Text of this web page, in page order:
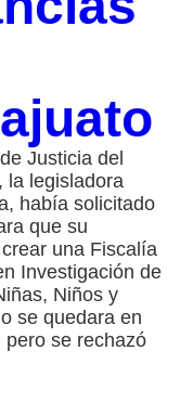
Justicia del
la legisladora
había solicitado
que su
una Fiscalía
Investigación de
Niños y
se quedara en
pero se rechazó